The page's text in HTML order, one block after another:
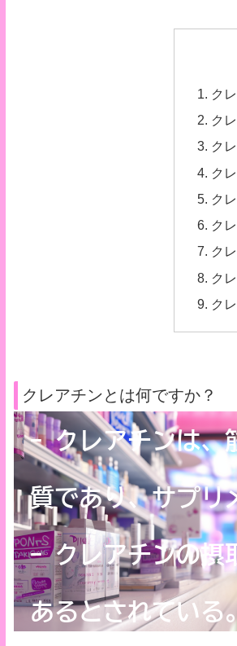
ク
ク
ク
ク
ク
ク
ク
ク
ク
クレアチンとは何ですか？